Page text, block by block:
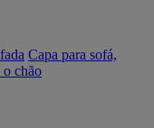
Capa para sofá,
o chão